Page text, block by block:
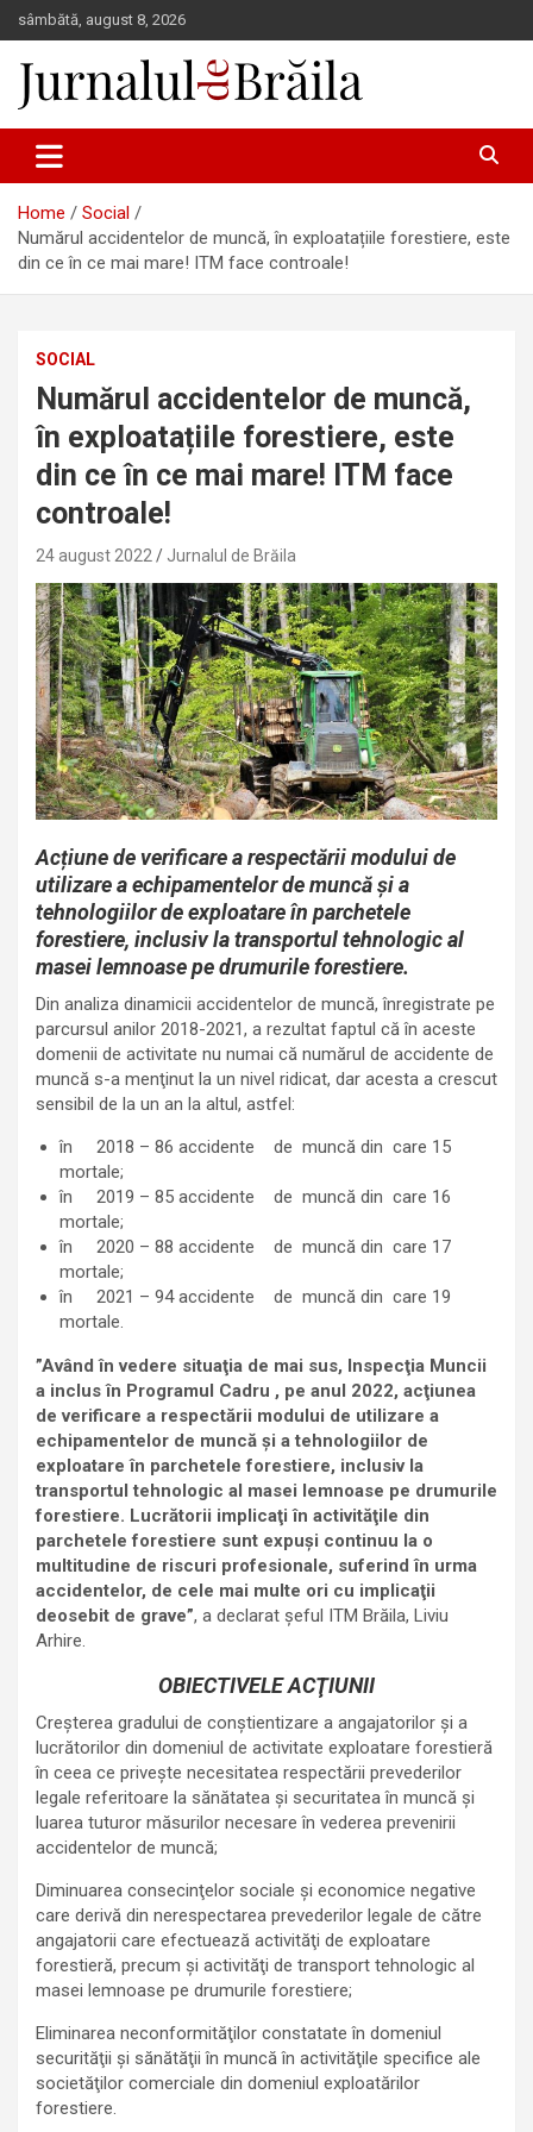
Skip
to
content
sâmbătă, august 8, 2026
Jurnalul de Brăila
Home
Social
Numărul accidentelor de muncă, în exploatațiile forestiere, este
din ce în ce mai mare! ITM face controale!
SOCIAL
Numărul accidentelor de muncă,
în exploatațiile forestiere, este
din ce în ce mai mare! ITM face
controale!
24 august 2022 Jurnalul de Brăila
Acțiune de verificare a respectării modului de
utilizare a echipamentelor de muncă și a
tehnologiilor de exploatare în parchetele
forestiere, inclusiv la transportul tehnologic al
masei lemnoase pe drumurile forestiere.
Din analiza dinamicii accidentelor de muncă, înregistrate pe
parcursul anilor 2018-2021, a rezultat faptul că în aceste
domenii de activitate nu numai că numărul de accidente de
muncă s-a menţinut la un nivel ridicat, dar acesta a crescut
sensibil de la un an la altul, astfel:
în 2018 – 86 accidente de muncă din care 15
mortale;
în 2019 – 85 accidente de muncă din care 16
mortale;
în 2020 – 88 accidente de muncă din care 17
mortale;
în 2021 – 94 accidente de muncă din care 19
mortale.
”Având în vedere situaţia de mai sus, Inspecţia Muncii
a inclus în Programul Cadru , pe anul 2022, acţiunea
de verificare a respectării modului de utilizare a
echipamentelor de muncă şi a tehnologiilor de
exploatare în parchetele forestiere, inclusiv la
transportul tehnologic al masei lemnoase pe drumurile
forestiere. Lucrătorii implicaţi în activităţile din
parchetele forestiere sunt expuşi continuu la o
multitudine de riscuri profesionale, suferind în urma
accidentelor, de cele mai multe ori cu implicaţii
deosebit de grave”, a declarat șeful ITM Brăila, Liviu
Arhire.
OBIECTIVELE ACŢIUNII
Creşterea gradului de conştientizare a angajatorilor şi a
lucrătorilor din domeniul de activitate exploatare forestieră
în ceea ce priveşte necesitatea respectării prevederilor
legale referitoare la sănătatea şi securitatea în muncă şi
luarea tuturor măsurilor necesare în vederea prevenirii
accidentelor de muncă;
Diminuarea consecinţelor sociale şi economice negative
care derivă din nerespectarea prevederilor legale de către
angajatorii care efectuează activităţi de exploatare
forestieră, precum şi activităţi de transport tehnologic al
masei lemnoase pe drumurile forestiere;
Eliminarea neconformităţilor constatate în domeniul
securităţii şi sănătăţii în muncă în activităţile specifice ale
societăţilor comerciale din domeniul exploatărilor
forestiere.